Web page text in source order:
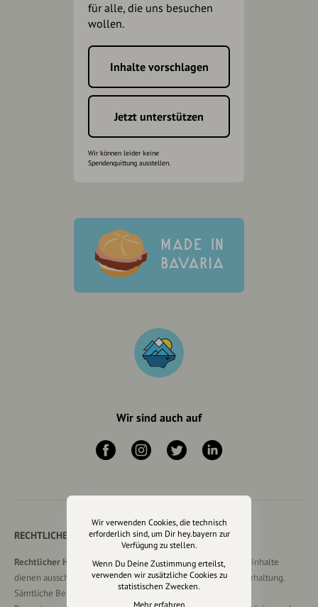
für alle, die uns besuchen
wollen.
Inhalte vorschlagen
Jetzt unterstützen
Wir können leider keine
Spendenquittung ausstellen.
Wir sind auch auf
RECHTLICHER HINWEIS UND TRANSPARENZHINWEIS
Rechtlicher Hinweis:Die auf dieser Website veröffentlichten Inhalte
dienen ausschließlich der allgemeinen Information und Unterhaltung.
Sämtliche Beiträge, Gastartikel, Kommentare, Empfehlungen,
Wir verwenden Cookies, die technisch
erforderlich sind, um Dir hey.bayern zur
Verfügung zu stellen.
Wenn Du Deine Zustimmung erteilst,
verwenden wir zusätzliche Cookies zu
statistischen Zwecken.
Mehr erfahren